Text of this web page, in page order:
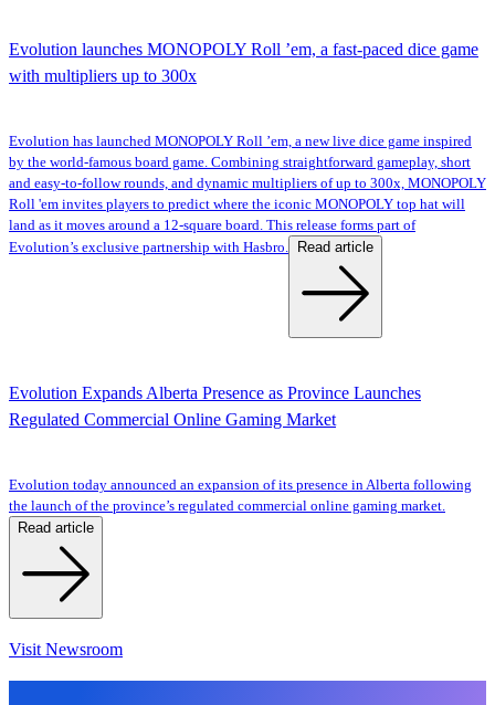
Evolution launches MONOPOLY Roll ’em, a fast-paced dice game
with multipliers up to 300x
Evolution has launched MONOPOLY Roll ’em, a new live dice game inspired
by the world-famous board game. Combining straightforward gameplay, short
and easy-to-follow rounds, and dynamic multipliers of up to 300x, MONOPOLY
Roll 'em invites players to predict where the iconic MONOPOLY top hat will
land as it moves around a 12-square board. This release forms part of
Evolution’s exclusive partnership with Hasbro.
Read article
Evolution Expands Alberta Presence as Province Launches
Regulated Commercial Online Gaming Market
Evolution today announced an expansion of its presence in Alberta following
the launch of the province’s regulated commercial online gaming market.
Read article
Visit Newsroom